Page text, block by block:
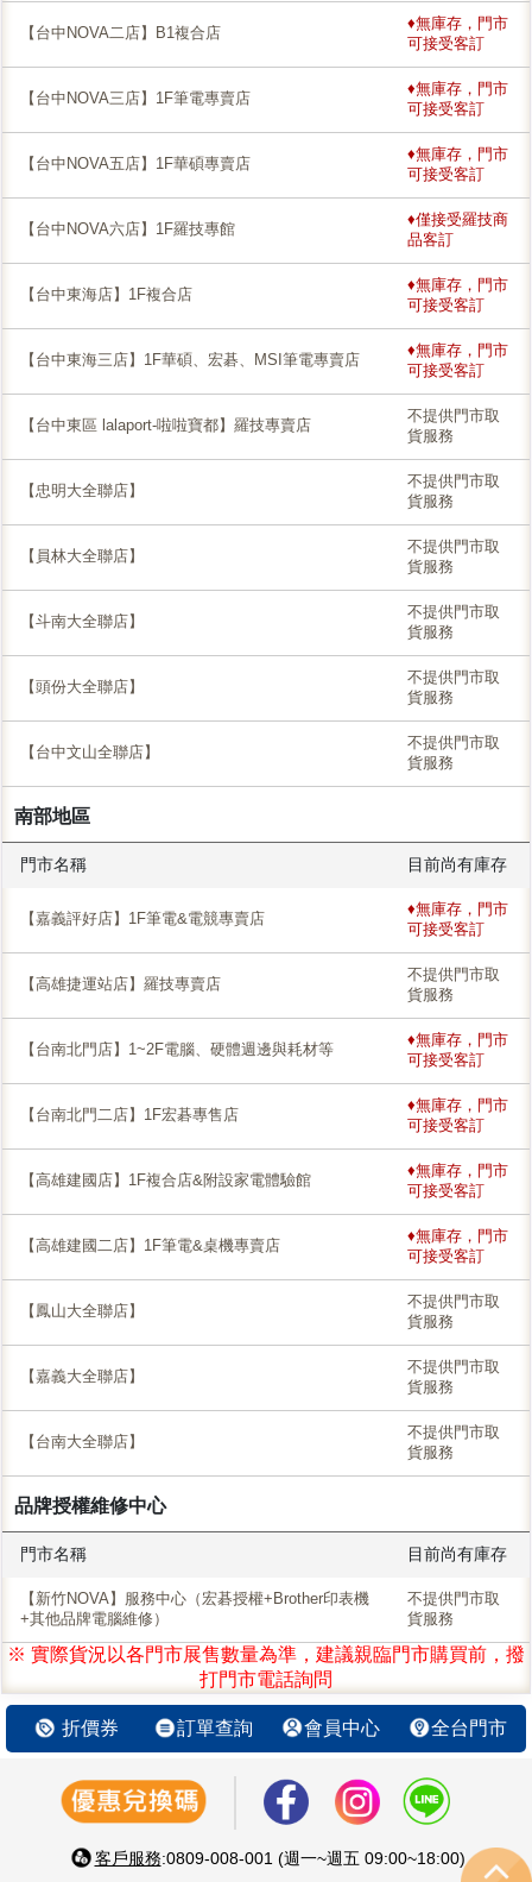
【台中NOVA二店】B1複合店
♦無庫存，門市
可接受客訂
【台中NOVA三店】1F筆電專賣店
♦無庫存，門市
可接受客訂
【台中NOVA五店】1F華碩專賣店
♦無庫存，門市
可接受客訂
【台中NOVA六店】1F羅技專館
♦僅接受羅技商
品客訂
【台中東海店】1F複合店
♦無庫存，門市
可接受客訂
【台中東海三店】1F華碩、宏碁、MSI筆電專賣店
♦無庫存，門市
可接受客訂
【台中東區 lalaport-啦啦寶都】羅技專賣店
不提供門市取
貨服務
【忠明大全聯店】
不提供門市取
貨服務
【員林大全聯店】
不提供門市取
貨服務
【斗南大全聯店】
不提供門市取
貨服務
【頭份大全聯店】
不提供門市取
貨服務
【台中文山全聯店】
不提供門市取
貨服務
南部地區
門市名稱 目前尚有庫存
【嘉義評好店】1F筆電&電競專賣店
♦無庫存，門市
可接受客訂
【高雄捷運站店】羅技專賣店
不提供門市取
貨服務
【台南北門店】1~2F電腦、硬體週邊與耗材等
♦無庫存，門市
可接受客訂
【台南北門二店】1F宏碁專售店
♦無庫存，門市
可接受客訂
【高雄建國店】1F複合店&附設家電體驗館
♦無庫存，門市
可接受客訂
【高雄建國二店】1F筆電&桌機專賣店
♦無庫存，門市
可接受客訂
【鳳山大全聯店】
不提供門市取
貨服務
【嘉義大全聯店】
不提供門市取
貨服務
【台南大全聯店】
不提供門市取
貨服務
品牌授權維修中心
門市名稱 目前尚有庫存
【新竹NOVA】服務中心（宏碁授權+Brother印表機
+其他品牌電腦維修）
不提供門市取
貨服務
※ 實際貨況以各門市展售數量為準，建議親臨門市購買前，撥
打門市電話詢問
折價券 訂單查詢 會員中心 全台門市
客戶服務:0809-008-001 (週一~週五 09:00~18:00)